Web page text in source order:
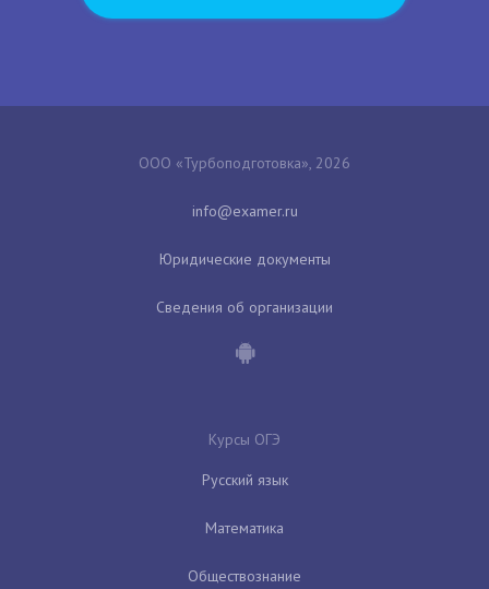
ООО «Турбоподготовка», 2026
Юридические документы
Сведения об организации
Курсы ОГЭ
Русский язык
Математика
Обществознание